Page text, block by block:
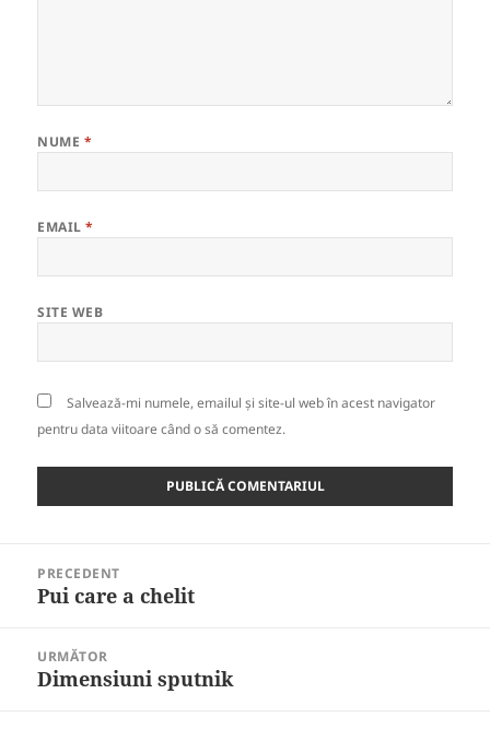
NUME *
EMAIL*
SITE WEB
Salvează-mi numele, emailul și site-ul web în acest navigator
pentru data viitoare când o să comentez.
articole
PRECEDENT
Articolul
Pui care a chelit
URMĂTOR
Articolul
Dimensiuni sputnik